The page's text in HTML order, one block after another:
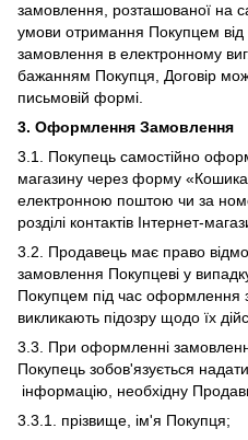
замовлення, розташованої на
умови отримання Покупцем
замовлення в електронному
бажанням Покупця, Договір
письмовій формі.
3. Оформлення Замовлення
3.1. Покупець самостійно
магазину через форму
електронною поштою чи за
розділі контактів Інтернет-
3.2. Продавець має право
замовлення Покупцеві у
Покупцем під час
викликають підозру щодо їх
3.3. При оформленні
Покупець зобов'язується
інформацію, необхідну
3.3.1. прізвище, ім'я Покупця;